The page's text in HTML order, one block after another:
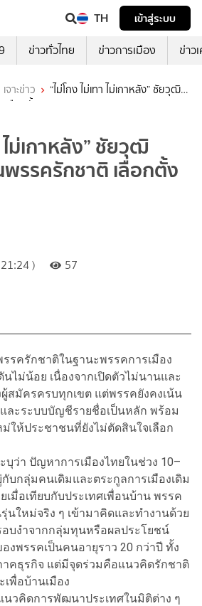
TH
เข้าสู่ระบบ
ข่าวทั่วไทย ข่าวการเมือง ข่าว
จาะข่าว
“ไม่โกง ไม่เทา ไม่เกาหลัง” ชัยวุฒิ
ลือกตั้ง 2569
ไม่เกาหลัง” ชัยวุฒิ
รรครักชาติ เลือกตั้ง
)
57
รครักชาติในฐานะพรรคการเมือง
ไม่น้อย เนื่องจากเปิดตัวไม่นานและ
สมัครครบทุกเขต แต่พรรคยังคงเน้น
ละระบบบัญชีรายชื่อเป็นหลัก พร้อม
ม่ให้ประชาชนที่ยังไม่ตัดสินใจเลือก
ว่า ปัญหาการเมืองไทยในช่วง 10–
บกลุ่มคนเดิมและตระกูลการเมืองเดิม
เมื่อเทียบกับประเทศเพื่อนบ้าน พรรค
นใหม่จริง ๆ เข้ามาคิดและทำงานด้วย
อบงำจากกลุ่มทุนหรือผลประโยชน์
งพรรคเป็นคนอายุราว 20 กว่าปี ทั้ง
าคธุรกิจ แต่มีจุดร่วมคือแนวคิดรักชาติ
เพื่อบ้านเมือง
วคิดการพัฒนาประเทศในมิติต่าง ๆ